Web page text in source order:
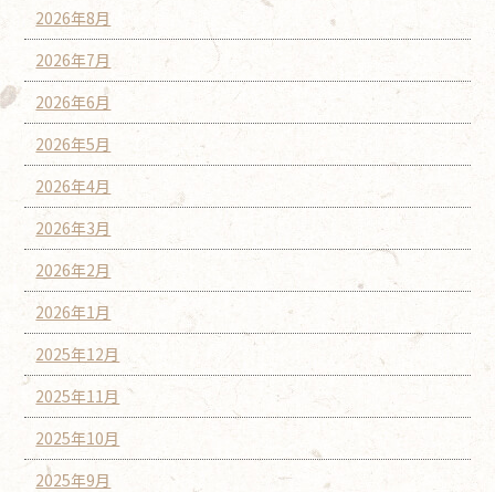
2026年8月
2026年7月
2026年6月
2026年5月
2026年4月
2026年3月
2026年2月
2026年1月
2025年12月
2025年11月
2025年10月
2025年9月